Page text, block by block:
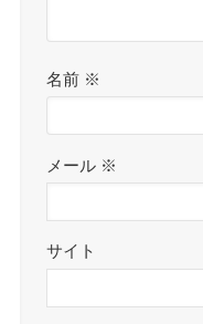
名前 ※
メール ※
サイト